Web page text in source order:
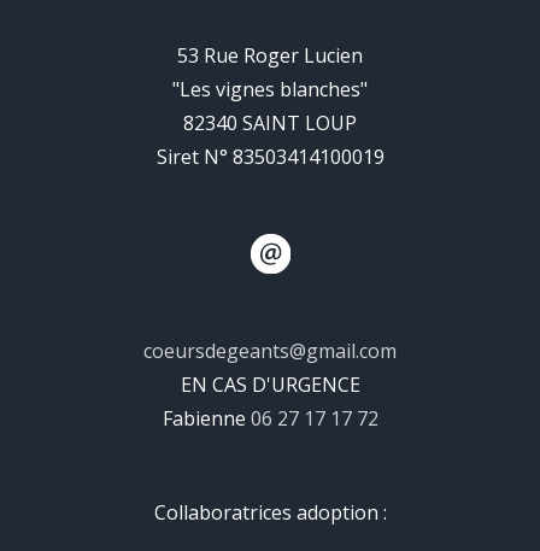
53 Rue Roger Lucien
"Les vignes blanches"
82340 SAINT LOUP
Siret N° 83503414100019
coeursdegeants@gmail.com
EN CAS D'URGENCE
Fabienne 06 27 17 17 72
Collaboratrices adoption :